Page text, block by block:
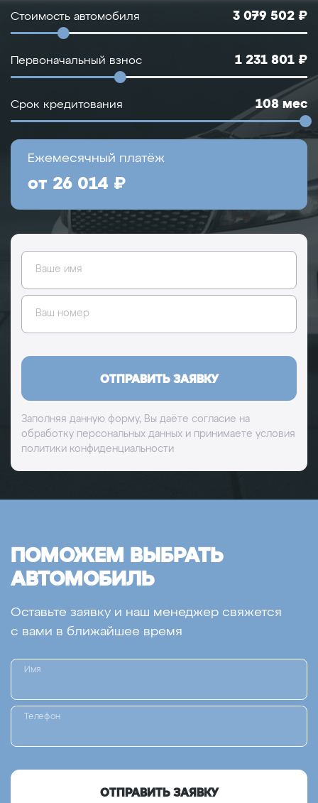
Стоимость автомобиля 3 079 502 ₽
Первоначальный взнос 1 231 801 ₽
Срок кредитования 108 мес
Ежемесячный платёж
от 26 014 ₽
Ваше имя
Ваш номер
ОТПРАВИТЬ ЗАЯВКУ
Заполняя данную форму, Вы даёте согласие на
обработку персональных данных и принимаете условия
политики конфиденциальности
ПОМОЖЕМ ВЫБРАТЬ
АВТОМОБИЛЬ
Оставьте заявку и наш менеджер свяжется
с вами в ближайшее время
Имя
Телефон
ОТПРАВИТЬ ЗАЯВКУ